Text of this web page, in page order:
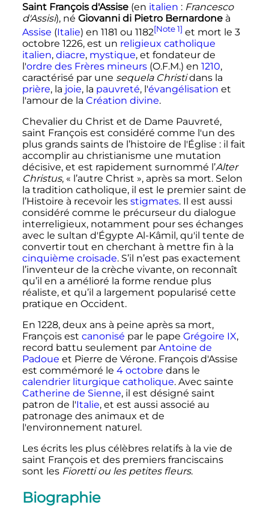
Saint François d'Assise(en italien : Francesco
d'Assisi), né Giovanni di Pietro Bernardoneà
Assise (Italie) en 1181 ou 1182[Note 1] et mort le 3
octobre 1226, est un religieux catholique
italien, diacre, mystique, et fondateur de
l'ordre des Frères mineurs(O.F.M.) en 1210,
caractérisé par une sequela Christidans la
prière, la joie, la pauvreté, l'évangélisation et
l'amour de la Création divine.
Chevalier du Christ et de Dame Pauvreté,
saint François est considéré comme l'un des
plus grands saints de l’histoire de l'Église : il fait
accomplir au christianisme une mutation
décisive, et est rapidement surnommé l’Alter
Christus, « l’autre Christ », après sa mort. Selon
la tradition catholique, il est le premier saint de
l’Histoire à recevoir les stigmates. Il est aussi
considéré comme le précurseur du dialogue
interreligieux, notamment pour ses échanges
avec le sultan d'Égypte Al-Kâmil, qu'il tente de
convertir tout en cherchant à mettre fin à la
cinquième croisade. S’il n’est pas exactement
l’inventeur de la crèche vivante, on reconnaît
qu’il en a amélioré la forme rendue plus
réaliste, et qu’il a largement popularisé cette
pratique en Occident.
En 1228, deux ans à peine après sa mort,
François est canonisé par le pape Grégoire IX,
record battu seulement par Antoine de
Padoue et Pierre de Vérone. François d'Assise
est commémoré le 4 octobre dans le
calendrier liturgique catholique. Avec sainte
Catherine de Sienne, il est désigné saint
patron de l'Italie, et est aussi associé au
patronage des animaux et de
l'environnement naturel.
Les écrits les plus célèbres relatifs à la vie de
saint François et des premiers franciscains
sont les Fioretti ou les petites fleurs.
Biographie